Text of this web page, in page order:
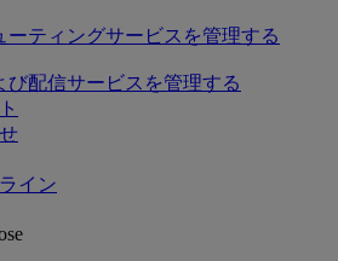
ーティングサービスを管理する
び配信サービスを管理する
イン